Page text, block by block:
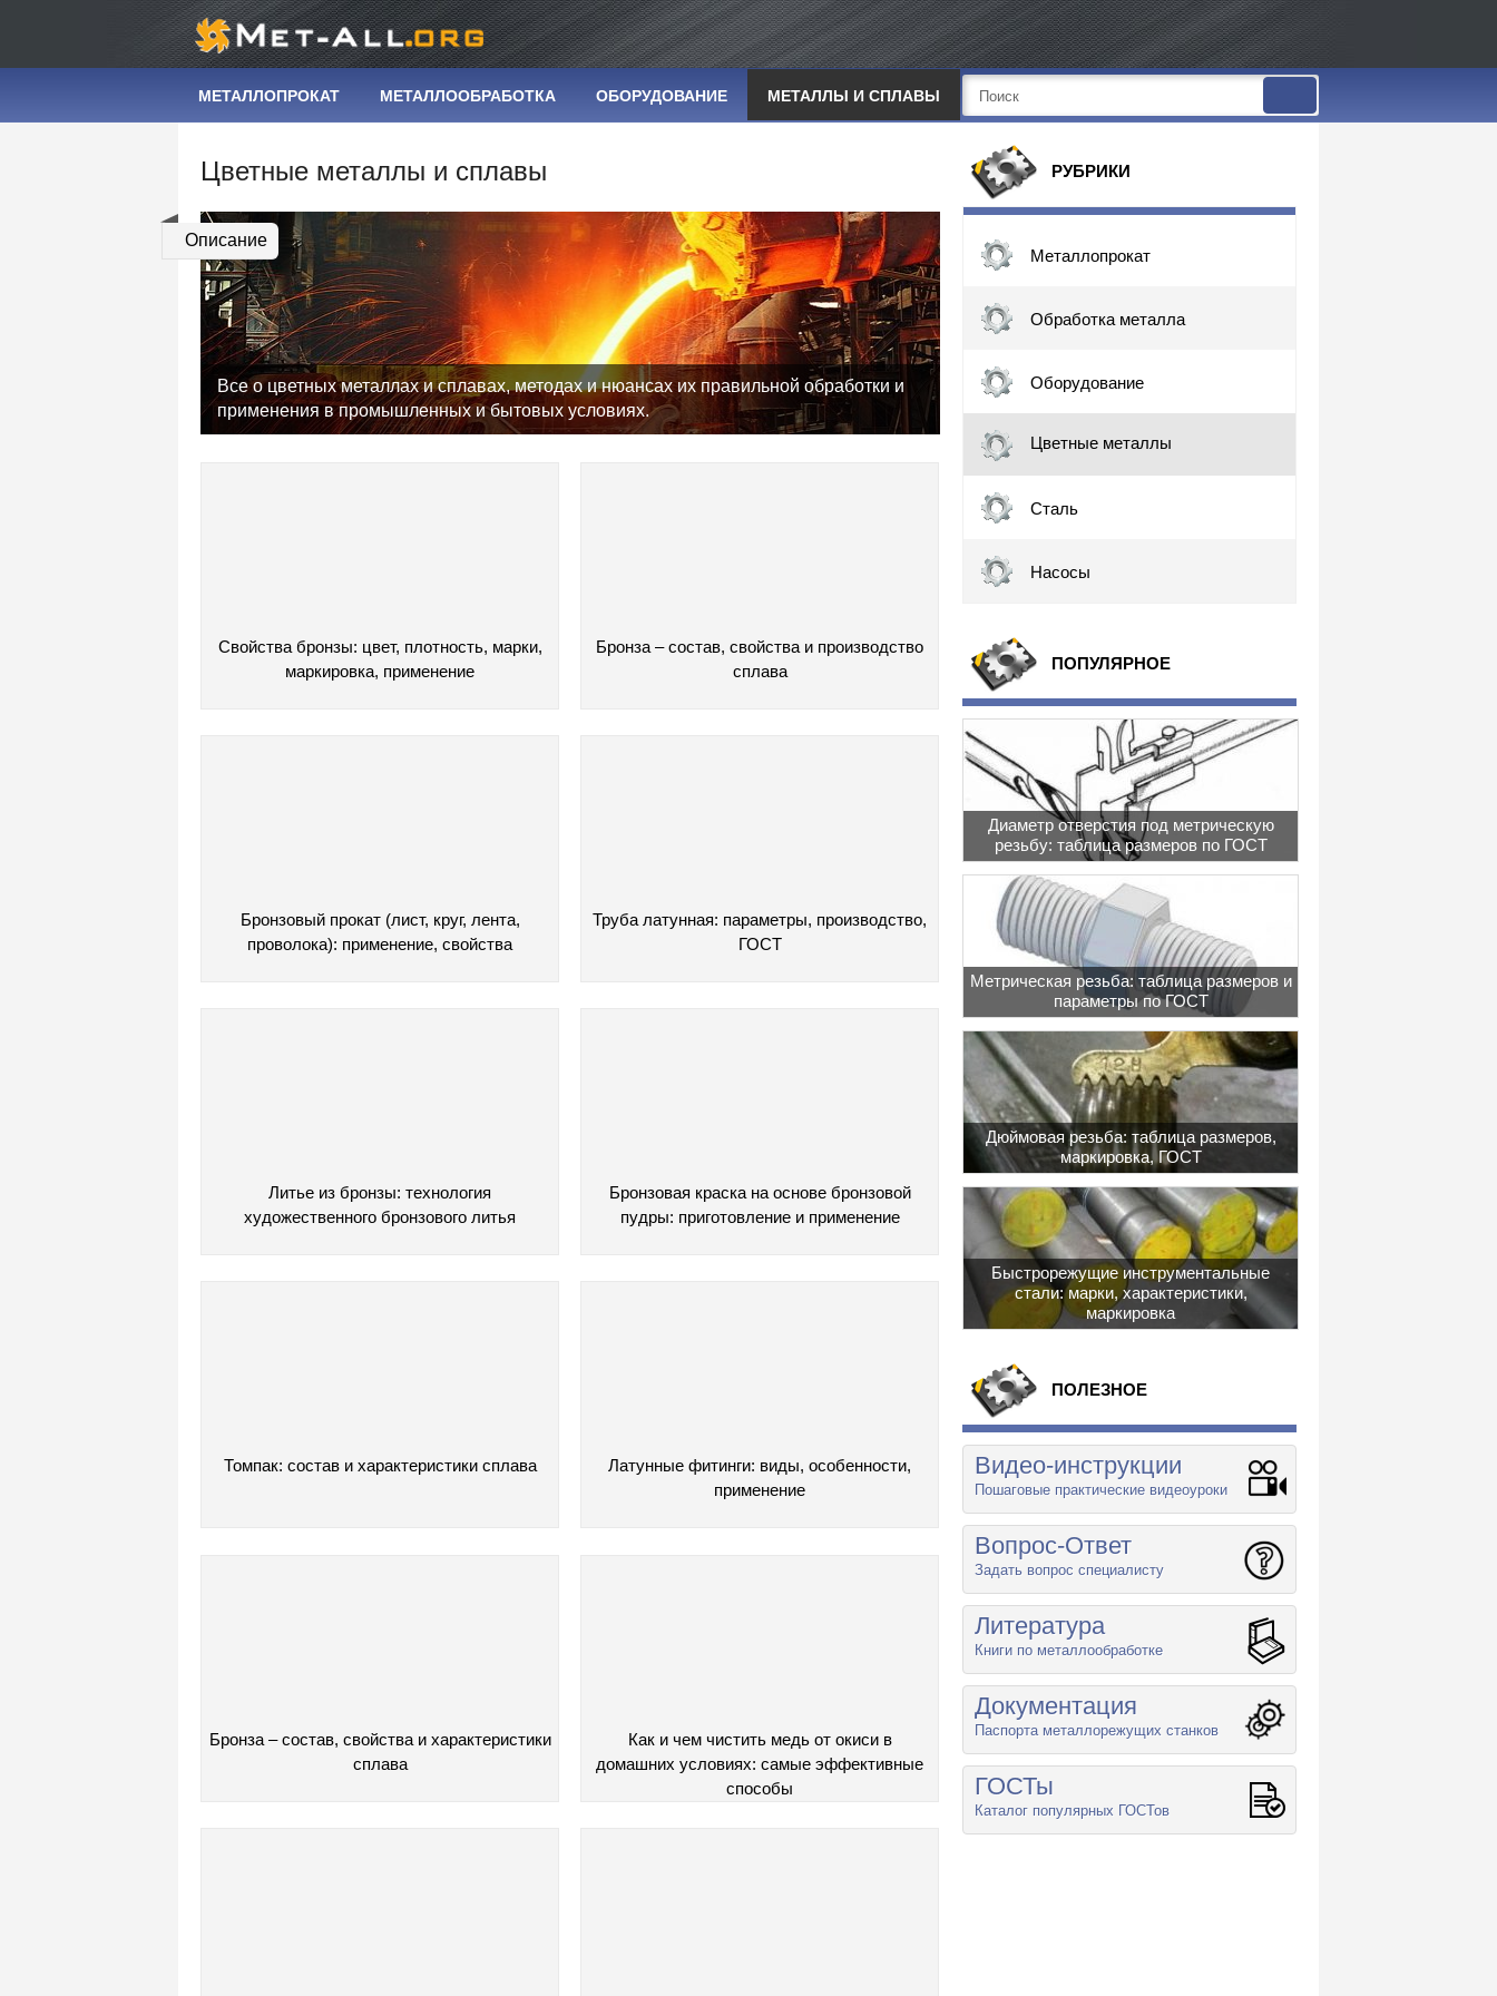
МЕТАЛЛОПРОКАТ МЕТАЛЛООБРАБОТКА ОБОРУДОВАНИЕ МЕТАЛЛЫ И СПЛАВЫ
Цветные металлы и сплавы
Описание
Все о цветных металлах и сплавах, методах и нюансах их правильной обработки и
применения в промышленных и бытовых условиях.
Свойства бронзы: цвет, плотность, марки,
маркировка, применение
Бронза – состав, свойства и производство
сплава
Бронзовый прокат (лист, круг, лента,
проволока): применение, свойства
Труба латунная: параметры, производство,
ГОСТ
Литье из бронзы: технология
художественного бронзового литья
Бронзовая краска на основе бронзовой
пудры: приготовление и применение
Томпак: состав и характеристики сплава
Латунные фитинги: виды, особенности,
применение
Бронза – состав, свойства и характеристики
сплава
Как и чем чистить медь от окиси в
домашних условиях: самые эффективные
способы
РУБРИКИ
Металлопрокат
Обработка металла
Оборудование
Цветные металлы
Сталь
Насосы
ПОПУЛЯРНОЕ
Диаметр отверстия под метрическую
резьбу: таблица размеров по ГОСТ
Метрическая резьба: таблица размеров и
параметры по ГОСТ
Дюймовая резьба: таблица размеров,
маркировка, ГОСТ
Быстрорежущие инструментальные
стали: марки, характеристики,
маркировка
ПОЛЕЗНОЕ
Видео-инструкции
Пошаговые практические видеоуроки
Вопрос-Ответ
Задать вопрос специалисту
Литература
Книги по металлообработке
Документация
Паспорта металлорежущих станков
ГОСТы
Каталог популярных ГОСТов